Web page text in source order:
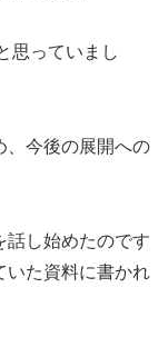
思っていまし
、今後の展開への
話し始めたのです
いた資料に書かれ